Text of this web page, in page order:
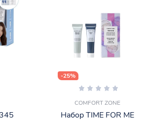
-25%
COMFORT ZONE
Набор TIME FOR ME